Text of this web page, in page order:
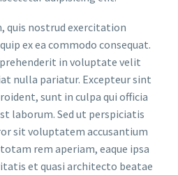
quis nostrud exercitation
ex ea commodo consequat.
in voluptate velit
nulla pariatur. Excepteur sint
sunt in culpa qui officia
laborum. Sed ut perspiciatis
sit voluptatem accusantium
rem aperiam, eaque ipsa
et quasi architecto beatae